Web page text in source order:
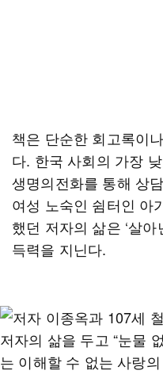
책은 단순한 회고록이
다. 한국 사회의 가장
생명의전화를 통해 상
여성 노숙인 쉼터인 아
했던 저자의 삶은 ‘살
득력을 지닌다.